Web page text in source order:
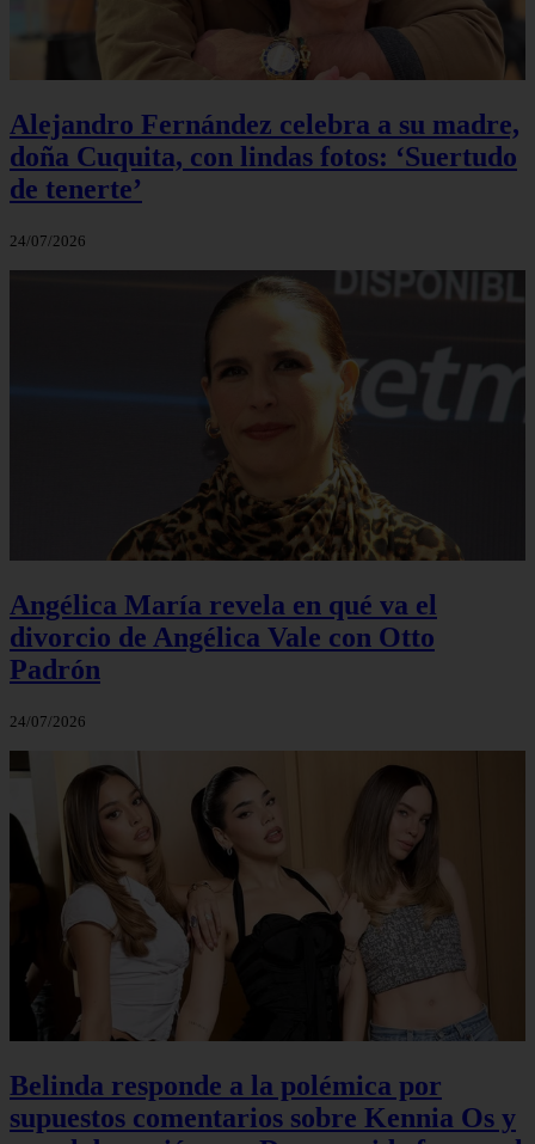
Alejandro Fernández celebra a su madre,
doña Cuquita, con lindas fotos: ‘Suertudo
de tenerte’
24/07/2026
Angélica María revela en qué va el
divorcio de Angélica Vale con Otto
Padrón
24/07/2026
Belinda responde a la polémica por
supuestos comentarios sobre Kennia Os y